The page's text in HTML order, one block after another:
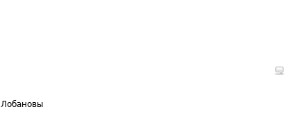
Лобановы